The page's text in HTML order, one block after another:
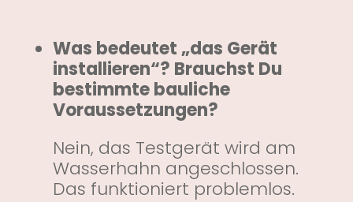
Was bedeutet „das Gerät
installieren“? Brauchst Du
bestimmte bauliche
Voraussetzungen?
Nein, das Testgerät wird am
Wasserhahn angeschlossen.
Das funktioniert problemlos.